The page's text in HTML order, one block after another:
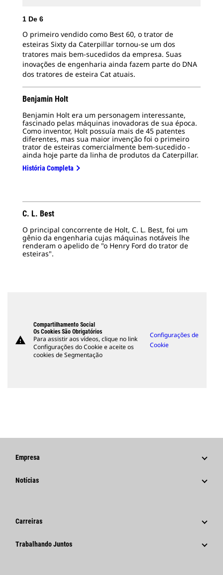
1 De 6
O primeiro vendido como Best 60, o trator de
esteiras Sixty da Caterpillar tornou-se um dos
tratores mais bem-sucedidos da empresa. Suas
inovações de engenharia ainda fazem parte do DNA
dos tratores de esteira Cat atuais.
Benjamin Holt
Benjamin Holt era um personagem interessante,
fascinado pelas máquinas inovadoras de sua época.
Como inventor, Holt possuía mais de 45 patentes
diferentes, mas sua maior invenção foi o primeiro
trator de esteiras comercialmente bem-sucedido -
ainda hoje parte da linha de produtos da Caterpillar.
História Completa
C. L. Best
O principal concorrente de Holt, C. L. Best, foi um
gênio da engenharia cujas máquinas notáveis lhe
renderam o apelido de "o Henry Ford do trator de
esteiras".
warning
Compartilhamento Social
Os Cookies São Obrigatórios
Para assistir aos vídeos, clique no link
Configurações do Cookie e aceite os
cookies de Segmentação
Configurações de
Cookie
Empresa
Estratégia
Código De Conduta
Notícias
Comunicados À Imprensa Corporativos
Carreiras
Por Que A Caterpillar?
Trabalhando Juntos